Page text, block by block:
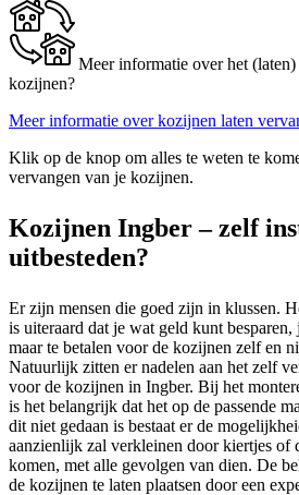
Meer informatie over het
kozijnen?
Meer informatie over kozijnen laten
Klik op de knop om alles te weten te
vervangen van je kozijnen.
Kozijnen Ingber – zelf
uitbesteden?
Er zijn mensen die goed zijn in klussen.
is uiteraard dat je wat geld kunt besparen,
maar te betalen voor de kozijnen zelf en
Natuurlijk zitten er nadelen aan het zelf
voor de kozijnen in Ingber. Bij het
is het belangrijk dat het op de passende
dit niet gedaan is bestaat er de
aanzienlijk zal verkleinen door kiertjes of
komen, met alle gevolgen van dien. De
de kozijnen te laten plaatsen door een